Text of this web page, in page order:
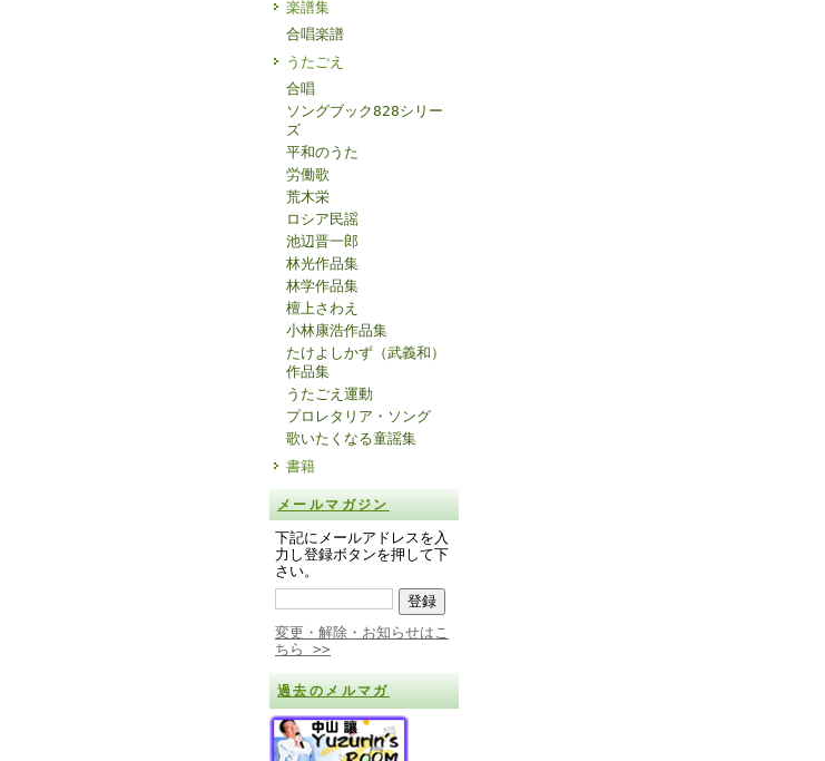
楽譜集
合唱楽譜
うたごえ
合唱
ソングブック828シリー
ズ
平和のうた
労働歌
荒木栄
ロシア民謡
池辺晋一郎
林光作品集
林学作品集
檀上さわえ
小林康浩作品集
たけよしかず（武義和）
作品集
うたごえ運動
プロレタリア・ソング
歌いたくなる童謡集
書籍
メールマガジン
下記にメールアドレスを入
力し登録ボタンを押して下
さい。
変更・解除・お知らせはこ
ちら >>
過去のメルマガ